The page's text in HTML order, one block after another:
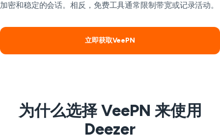
加密和稳定的会话。相反，免费工具通常限制带宽或记录活动。
立即获取VeePN
为什么选择 VeePN 来使用
Deezer